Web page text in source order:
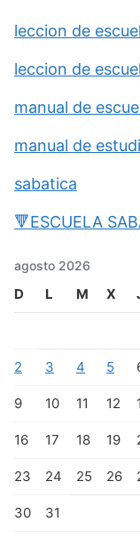
leccion de
leccion de
manual de
manual de
sabatica
🔻ESCUELA
agosto 2026
D L M X
2 3 4 5
9 10 11 12
16 17 18 19
23 24 25 26
30 31